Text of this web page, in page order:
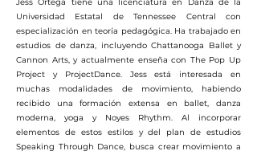
Universidad Estatal de Tennessee Central con
especialización en teoría pedagógica. Ha trabajado en
estudios de danza, incluyendo Chattanooga Ballet y
Cannon Arts, y actualmente enseña con The Pop Up
Project y ProjectDance. Jess está interesada en
muchas modalidades de movimiento, habiendo
recibido una formación extensa en ballet, danza
moderna, yoga y Noyes Rhythm. Al incorporar
elementos de estos estilos y del plan de estudios
Speaking Through Dance, busca crear movimiento a